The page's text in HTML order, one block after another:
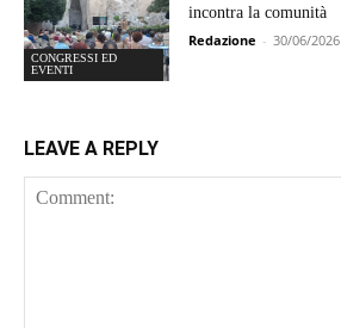
CONGRESSI ED
EVENTI
incontra la comunità
Redazione - 30/06/2026
LEAVE A REPLY